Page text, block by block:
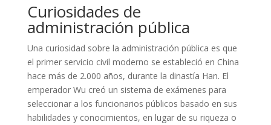
Curiosidades de
administración pública
Una curiosidad sobre la administración pública es que
el primer servicio civil moderno se estableció en China
hace más de 2.000 años, durante la dinastía Han. El
emperador Wu creó un sistema de exámenes para
seleccionar a los funcionarios públicos basado en sus
habilidades y conocimientos, en lugar de su riqueza o